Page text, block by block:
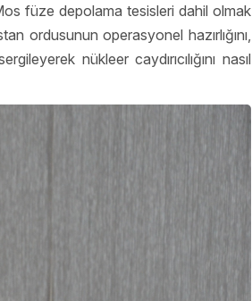
füze depolama tesisleri dahil olmak
ordusunun operasyonel hazırlığını,
nükleer caydırıcılığını nasıl